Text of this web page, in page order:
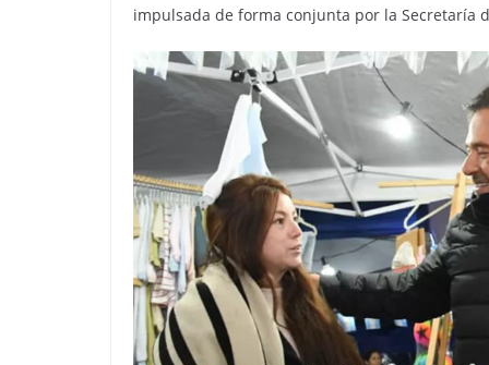
impulsada de forma conjunta por la Secretaría